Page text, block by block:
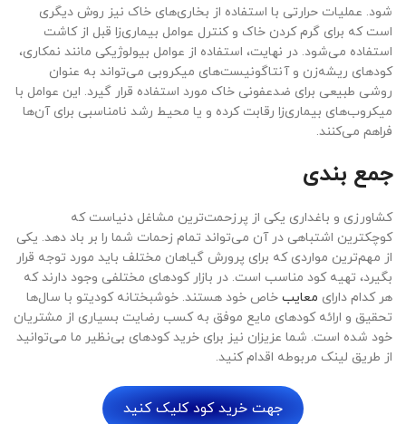
شود. عملیات حرارتی با استفاده از بخاری‌های خاک نیز روش دیگری
است که برای گرم کردن خاک و کنترل عوامل بیماری‌زا قبل از کاشت
استفاده می‌شود. در نهایت، استفاده از عوامل بیولوژیکی مانند نمکاری،
کودهای ریشه‌زن و آنتاگونیست‌های میکروبی می‌تواند به عنوان
روشی طبیعی برای ضدعفونی خاک مورد استفاده قرار گیرد. این عوامل با
میکروب‌های بیماری‌زا رقابت کرده و یا محیط رشد نامناسبی برای آن‌ها
فراهم می‌کنند.
جمع بندی
کشاورزی و باغداری یکی از پرزحمت‌ترین مشاغل دنیاست که
کوچکترین اشتباهی در آن می‌تواند تمام زحمات شما را بر باد دهد. یکی
از مهم‌ترین مواردی که برای پرورش گیاهان مختلف باید مورد توجه قرار
بگیرد، تهیه کود مناسب است. در بازار کودهای مختلفی وجود دارند که
هر کدام دارای معایب خاص خود هستند. خوشبختانه کودیتو با سال‌ها
تحقیق و ارائه کودهای مایع موفق به کسب رضایت بسیاری از مشتریان
خود شده است. شما عزیزان نیز برای خرید کودهای بی‌نظیر ما می‌توانید
از طریق لینک مربوطه اقدام کنید.
جهت خرید کود کلیک کنید